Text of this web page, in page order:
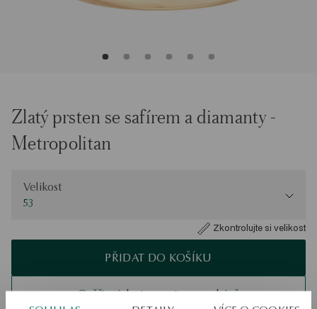
Zlatý prsten se safírem a diamanty -
Metropolitan
Velikost
53
Zkontrolujte si velikost
PŘIDAT DO KOŠÍKU
Ověřte si dostupnost na prodejně